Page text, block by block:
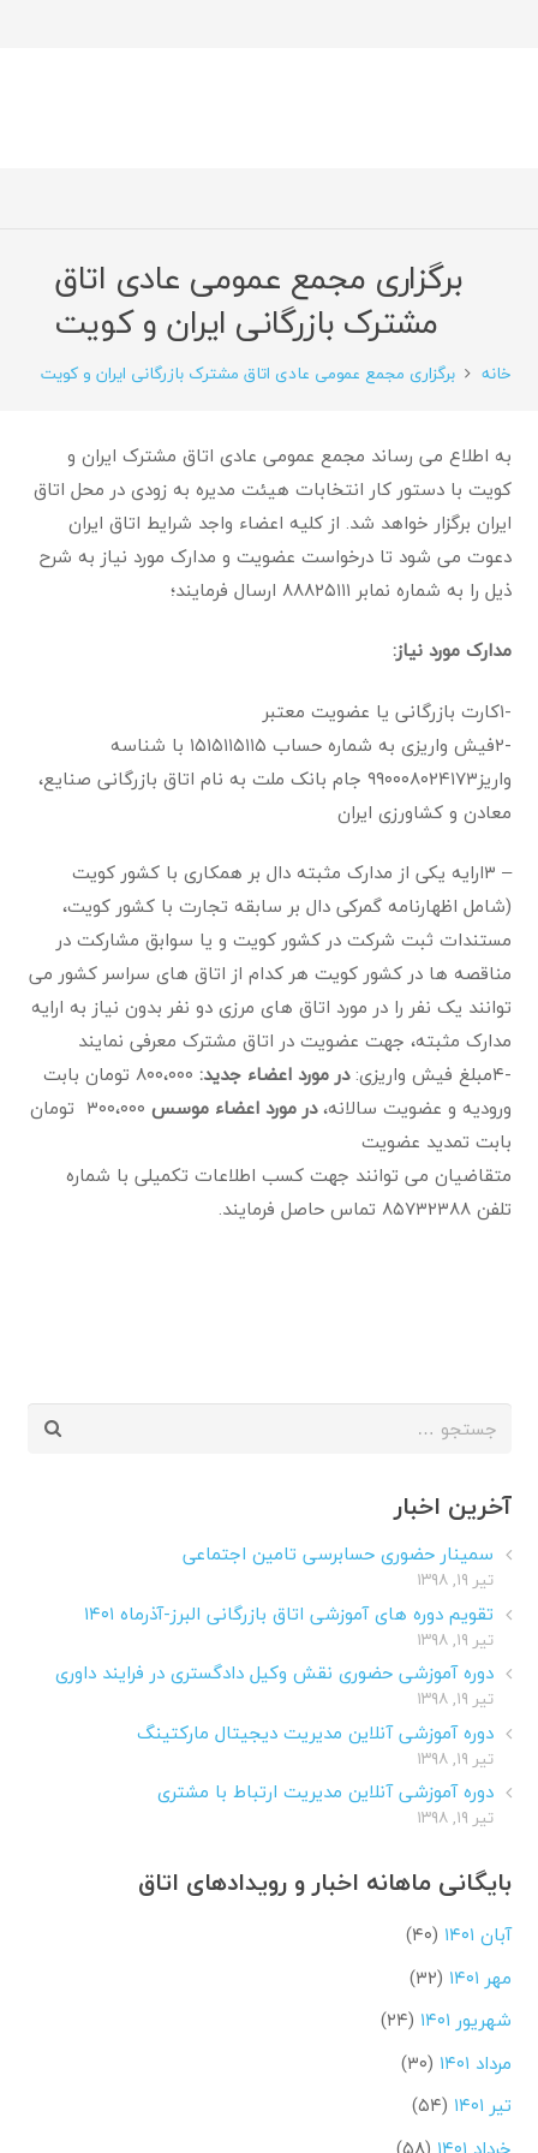
برگزاری مجمع عمومی عادی اتاق
مشترک بازرگانی ایران و کویت
خانه برگزاری مجمع عمومی عادی اتاق مشترک بازرگانی ایران و کویت
به اطلاع می رساند مجمع عمومی عادی اتاق مشترک ایران و
کویت با دستور کار انتخابات هیئت مدیره به زودی در محل اتاق
ایران برگزار خواهد شد. از کلیه اعضاء واجد شرایط اتاق ایران
دعوت می شود تا درخواست عضویت و مدارک مورد نیاز به شرح
ذیل را به شماره نمابر ۸۸۸۲۵۱۱۱ ارسال فرمایند؛
مدارک مورد نیاز:
-۱کارت بازرگانی یا عضویت معتبر
-۲فیش واریزی به شماره حساب ۱۵۱۵۱۱۵۱۱۵ با شناسه
واریز۹۹۰۰۰۸۰۲۴۱۷۳ جام بانک ملت به نام اتاق بازرگانی صنایع،
معادن و کشاورزی ایران
– ۳ارایه یکی از مدارک مثبته دال بر همکاری با کشور کویت
(شامل اظهارنامه‌ گمرکی دال بر سابقه تجارت با کشور کویت،
مستندات ثبت شرکت در کشور کویت و یا سوابق مشارکت در
مناقصه ها در کشور کویت هر کدام از اتاق های سراسر کشور می
توانند یک نفر را در مورد اتاق های مرزی دو نفر بدون نیاز به ارایه
مدارک مثبته، جهت عضویت در اتاق مشترک معرفی نمایند
-۴مبلغ فیش واریزی:
در مورد اعضاء جدید:
۸۰۰،۰۰۰ تومان بابت
ورودیه و عضویت سالانه،در مورد اعضاء موسس
۳۰۰،۰۰۰ تومان
بابت تمدید عضویت
متقاضیان می توانند جهت کسب اطلاعات تکمیلی با شماره
تلفن ۸۵۷۳۲۳۸۸ تماس حاصل فرمایند.
جستجو
آخرین اخبار
سمینار حضوری حسابرسی تامین اجتماعی
تیر ۱۹, ۱۳۹۸
تقویم دوره های آموزشی اتاق بازرگانی البرز-آذرماه ۱۴۰۱
تیر ۱۹, ۱۳۹۸
دوره آموزشی حضوری نقش وکیل دادگستری در فرایند داوری
تیر ۱۹, ۱۳۹۸
دوره آموزشی آنلاین مدیریت دیجیتال مارکتینگ
تیر ۱۹, ۱۳۹۸
دوره آموزشی آنلاین مدیریت ارتباط با مشتری
تیر ۱۹, ۱۳۹۸
بایگانی ماهانه اخبار و رویدادهای اتاق
آبان ۱۴۰۱
(۴۰)
مهر ۱۴۰۱
(۳۲)
شهریور ۱۴۰۱
(۲۴)
مرداد ۱۴۰۱
(۳۰)
تیر ۱۴۰۱
(۵۴)